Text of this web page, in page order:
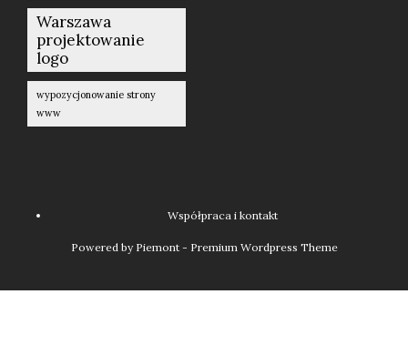
Warszawa
projektowanie
logo
wypozycjonowanie strony
www
Współpraca i kontakt
Powered by Piemont - Premium Wordpress Theme